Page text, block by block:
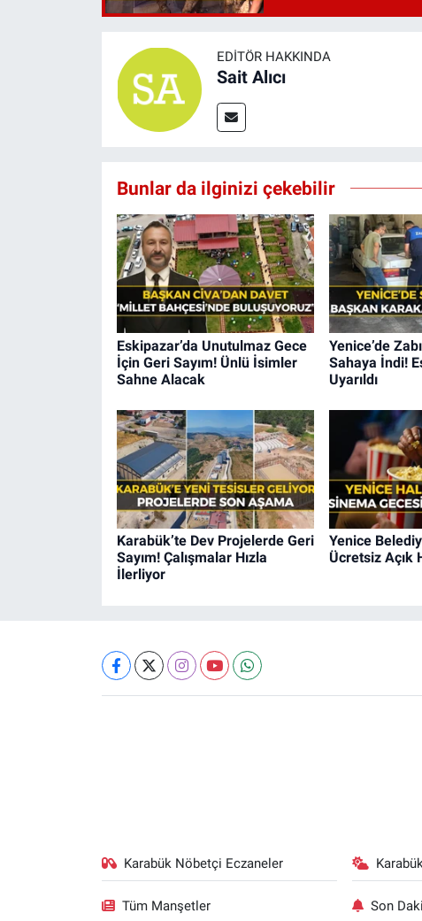
EDITÖR HAKKINDA
Sait Alıcı
Bunlar da ilginizi çekebilir
Eskipazar’da Unutulmaz Gece
İçin Geri Sayım! Ünlü İsimler
Sahne Alacak
Yenice’de
Sahaya İndi!
Uyarıldı
Karabük’te Dev Projelerde Geri
Sayım! Çalışmalar Hızla
İlerliyor
Yenice
Ücretsiz Açık
Karabük Nöbetçi Eczaneler
Tüm Manşetler Son